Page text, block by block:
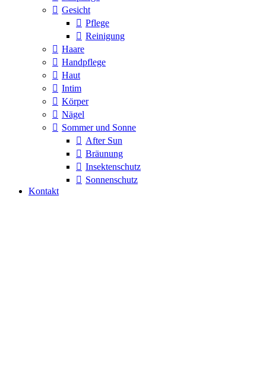
Gesicht
Pflege
Reinigung
Haare
Handpflege
Haut
Intim
Körper
Nägel
Sommer und Sonne
After Sun
Bräunung
Insektenschutz
Sonnenschutz
Kontakt